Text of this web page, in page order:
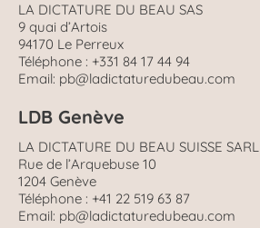
LA DICTATURE DU BEAU SAS
9 quai d’Artois
94170 Le Perreux
Téléphone : +331 84 17 44 94
Email: pb@ladictaturedubeau.com
LDB Genève
LA DICTATURE DU BEAU SUISSE SARL
Rue de l’Arquebuse 10
1204 Genève
Téléphone : +41 22 519 63 87
Email: pb@ladictaturedubeau.com